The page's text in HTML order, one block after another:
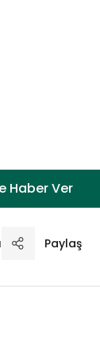
Haber Ver
Paylaş